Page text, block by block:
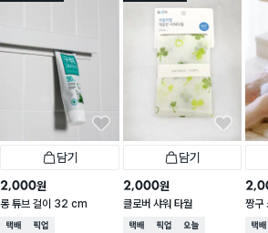
담기
2,000원
롱 튜브 걸이 32 cm
택배배송매장픽업
담기
2,000원
클로버 샤워 타월
택배배송매장픽업오늘배송
짱구
X
택배